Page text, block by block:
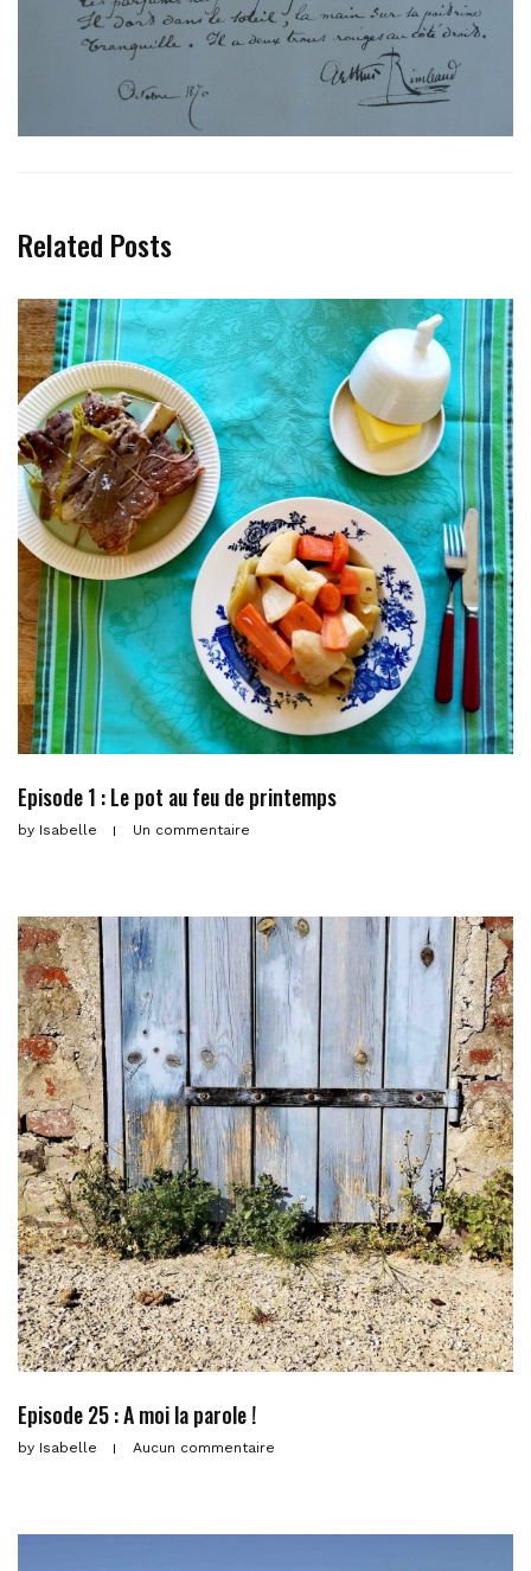
Related Posts
Episode 1 : Le pot au feu de printemps
by Isabelle Un commentaire
Episode 25 : A moi la parole !
by Isabelle Aucun commentaire